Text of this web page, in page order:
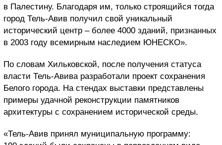
в Палестину. Благодаря им, только строящийся тогда
город Тель-Авив получил свой уникальный
исторический центр – более 4000 зданий, признанных
в 2003 году всемирным наследием ЮНЕСКО».
По словам Хильковской, после получения статуса
власти Тель-Авива разработали проект сохранения
Белого города. На стендах выставки представлены
примеры удачной реконструкции памятников
архитектуры с сохранением исторической среды.
«Тель-Авив принял муниципальную программу: